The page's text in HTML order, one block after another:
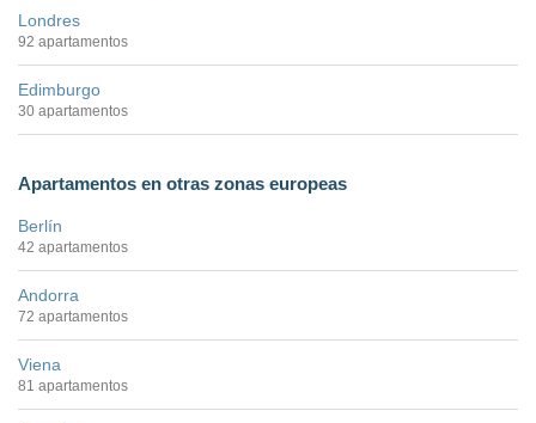
Londres
92 apartamentos
Edimburgo
30 apartamentos
Apartamentos en otras zonas europeas
Berlín
42 apartamentos
Andorra
72 apartamentos
Viena
81 apartamentos